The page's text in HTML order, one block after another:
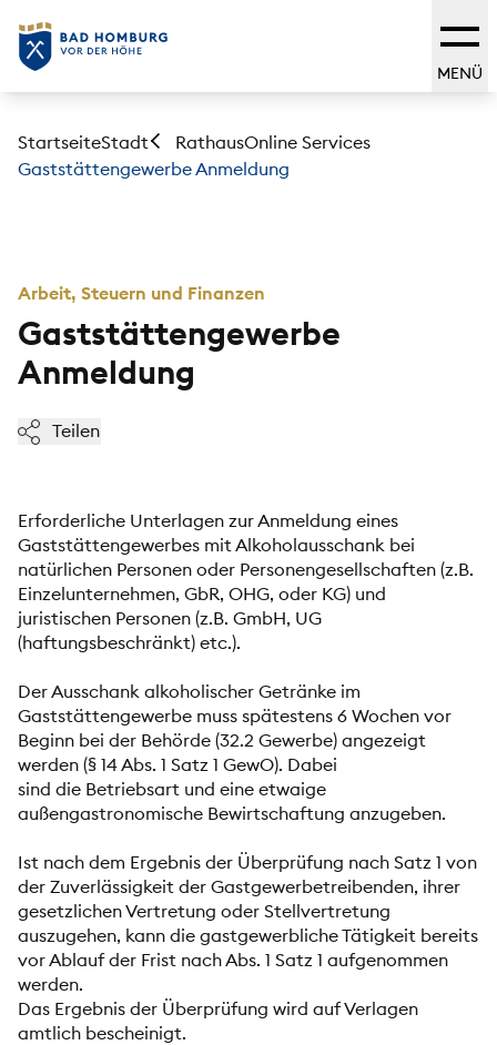
MENÜ
StartseiteStadt RathausOnline Services
Gaststättengewerbe Anmeldung
Arbeit, Steuern und Finanzen
Gaststättengewerbe
Anmeldung
Teilen
Erforderliche Unterlagen zur Anmeldung eines
Gaststättengewerbes mit Alkoholausschank bei
natürlichen Personen oder Personengesellschaften (z.B.
Einzelunternehmen, GbR, OHG, oder KG) und
juristischen Personen (z.B. GmbH, UG
(haftungsbeschränkt) etc.).
Der Ausschank alkoholischer Getränke im
Gaststättengewerbe muss spätestens 6 Wochen vor
Beginn bei der Behörde (32.2 Gewerbe) angezeigt
werden (§ 14 Abs. 1 Satz 1 GewO). Dabei
sind die Betriebsart und eine etwaige
außengastronomische Bewirtschaftung anzugeben.
Ist nach dem Ergebnis der Überprüfung nach Satz 1 von
der Zuverlässigkeit der Gastgewerbetreibenden, ihrer
gesetzlichen Vertretung oder Stellvertretung
auszugehen, kann die gastgewerbliche Tätigkeit bereits
vor Ablauf der Frist nach Abs. 1 Satz 1 aufgenommen
werden.
Das Ergebnis der Überprüfung wird auf Verlagen
amtlich bescheinigt.